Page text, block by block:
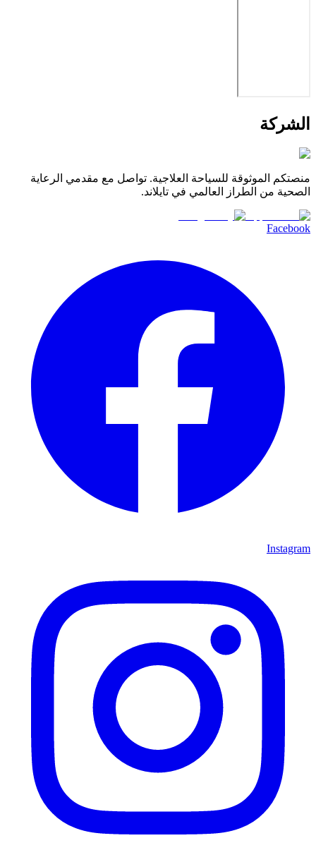
الشركة
منصتكم الموثوقة للسياحة العلاجية. تواصل مع مقدمي الرعاية
الصحية من الطراز العالمي في تايلاند.
Facebook
Instagram